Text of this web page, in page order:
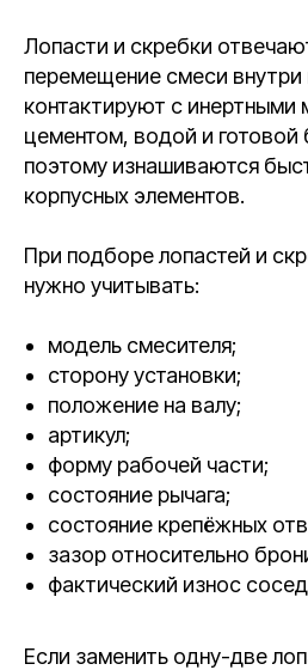
Лопасти и скребки
перемещение смеси
контактируют с инертными
цементом, водой и
поэтому изнашиваются
корпусных элементов.
При подборе лопастей и
нужно учитывать:
модель смесителя;
сторону установки;
положение на валу;
артикул;
форму рабочей части;
состояние рычага;
состояние крепёжных
зазор относительно
фактический износ
Если заменить одну-две